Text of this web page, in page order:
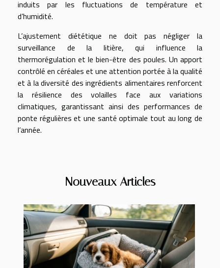
induits par les fluctuations de température et
d’humidité.
L’ajustement diététique ne doit pas négliger la
surveillance de la litière, qui influence la
thermorégulation et le bien-être des poules. Un apport
contrôlé en céréales et une attention portée à la qualité
et à la diversité des ingrédients alimentaires renforcent
la résilience des volailles face aux variations
climatiques, garantissant ainsi des performances de
ponte régulières et une santé optimale tout au long de
l’année.
Nouveaux Articles